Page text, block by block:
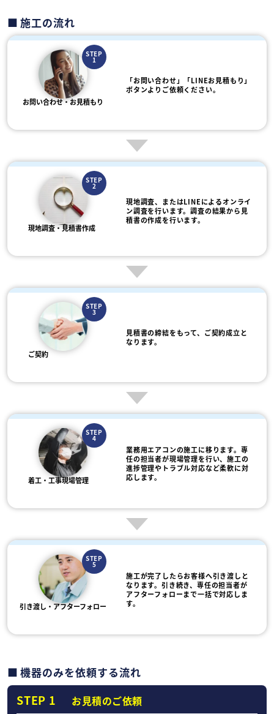
施工の流れ
STEP
1
お問い合わせ・お見積もり
「お問い合わせ」「LINEお見積もり」
ボタンよりご依頼ください。
STEP
2
現地調査・見積書作成
現地調査、またはLINEによるオンライ
ン調査を行います。調査の結果から見
積書の作成を行います。
STEP
3
ご契約
見積書の締結をもって、ご契約成立と
なります。
STEP
4
着工・工事現場管理
業務用エアコンの施工に移ります。専
任の担当者が現場管理を行い、施工の
進捗管理やトラブル対応など柔軟に対
応します。
STEP
5
引き渡し・アフターフォロー
施工が完了したらお客様へ引き渡しと
なります。引き続き、専任の担当者が
アフターフォローまで一括で対応しま
す。
機器のみを依頼する流れ
STEP 1 お見積のご依頼